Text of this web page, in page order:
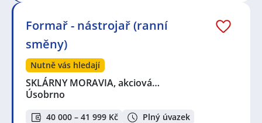
Formař - nástrojař (ranní
směny)
Nutně vás hledají
SKLÁRNY MORAVIA, akciová…
Úsobrno
40 000 – 41 999 Kč Plný úvazek